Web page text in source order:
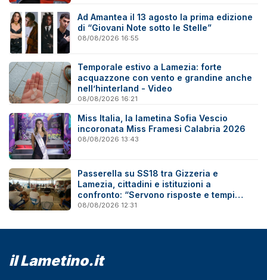
Ad Amantea il 13 agosto la prima edizione
di “Giovani Note sotto le Stelle”
08/08/2026 16:55
Temporale estivo a Lamezia: forte
acquazzone con vento e grandine anche
nell’hinterland - Video
08/08/2026 16:21
Miss Italia, la lametina Sofia Vescio
incoronata Miss Framesi Calabria 2026
08/08/2026 13:43
Passerella su SS18 tra Gizzeria e
Lamezia, cittadini e istituzioni a
confronto: “Servono risposte e tempi
certi”
08/08/2026 12:31
il Lametino.it